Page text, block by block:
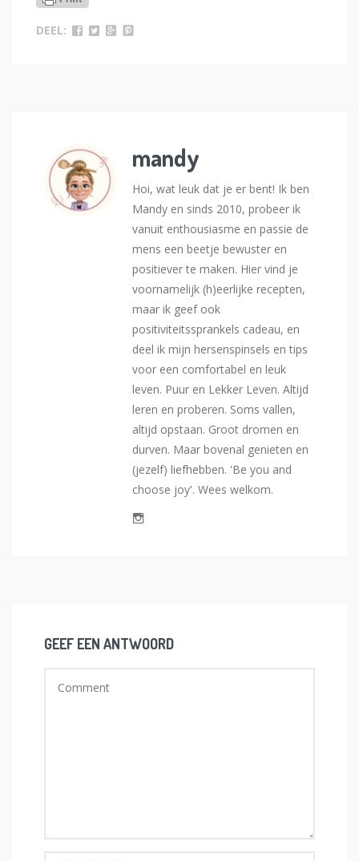
DEEL:
mandy
Hoi, wat leuk dat je er bent! Ik ben
Mandy en sinds 2010, probeer ik
vanuit enthousiasme en passie de
mens een beetje bewuster en
positiever te maken. Hier vind je
voornamelijk (h)eerlijke recepten,
maar ik geef ook
positiviteitssprankels cadeau, en
deel ik mijn hersenspinsels en tips
voor een comfortabel en leuk
leven. Puur en Lekker Leven. Altijd
leren en proberen. Soms vallen,
altijd opstaan. Groot dromen en
durven. Maar bovenal genieten en
(jezelf) liefhebben. 'Be you and
choose joy'. Wees welkom.
GEEF EEN ANTWOORD